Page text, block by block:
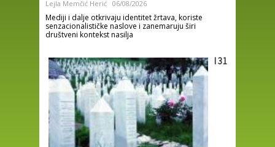
Lejla Memčić Herić 06/08/2026
Mediji i dalje otkrivaju identitet žrtava, koriste
senzacionalističke naslove i zanemaruju širi
društveni kontekst nasilja
I 31